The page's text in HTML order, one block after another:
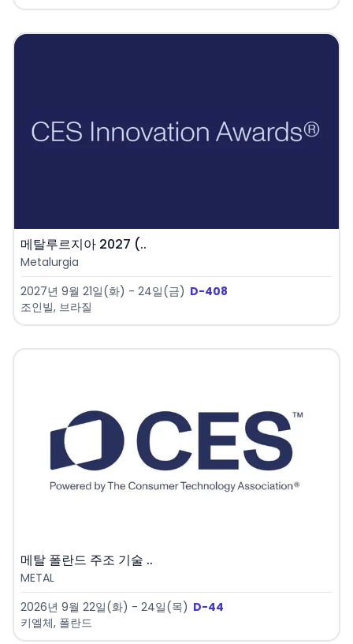
메탈루르지아 2027 (..
Metalurgia
2027년 9월 21일(화) - 24일(금) D-408
조인빌, 브라질
메탈 폴란드 주조 기술 ..
METAL
2026년 9월 22일(화) - 24일(목) D-44
키엘체, 폴란드